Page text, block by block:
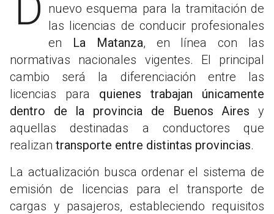
nuevo esquema para la tramitación de
las licencias de conducir profesionales
en La Matanza, en línea con las
normativas nacionales vigentes. El principal
cambio será la diferenciación entre las
licencias para quienes trabajan únicamente
dentro de la provincia de Buenos Aires y
aquellas destinadas a conductores que
realizan transporte entre distintas provincias.
La actualización busca ordenar el sistema de
emisión de licencias para el transporte de
cargas y pasajeros, estableciendo requisitos